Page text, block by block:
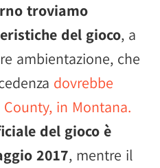
troviamo
del gioco, a
ambientazione, che
dovrebbe
in Montana.
del gioco è
2017, mentre il